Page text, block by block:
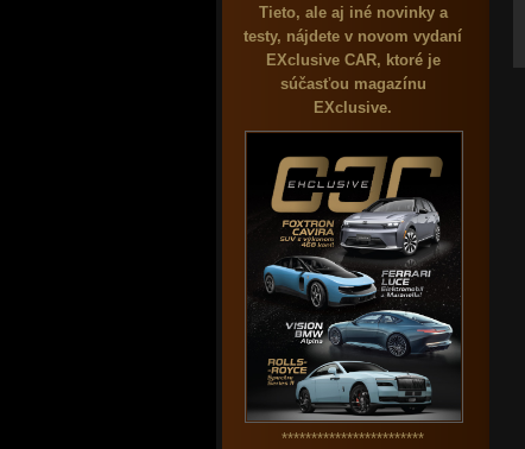
Tieto, ale aj iné novinky a
testy, nájdete v novom vydaní
EXclusive CAR, ktoré je
súčasťou magazínu
EXclusive.
************************